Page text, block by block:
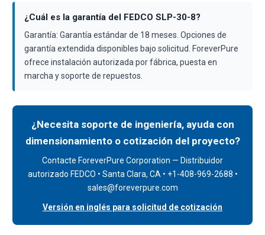
¿Cuál es la garantía del FEDCO SLP-30-8?
Garantía: Garantía estándar de 18 meses. Opciones de
garantía extendida disponibles bajo solicitud. ForeverPure
ofrece instalación autorizada por fábrica, puesta en
marcha y soporte de repuestos.
¿Necesita soporte de ingeniería, ayuda con
dimensionamiento o cotización del proyecto?
Contacte ForeverPure Corporation — Distribuidor
autorizado FEDCO • Santa Clara, CA • +1-408-969-2688 •
sales@foreverpure.com
Versión en inglés para solicitud de cotización